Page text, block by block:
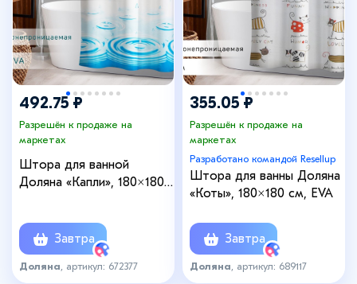
492.75 ₽
Разрешён к продаже на
маркетах
Штора для ванной
Доляна «Капли», 180×180
Завтра
Доляна , артикул: 672377
355.05 ₽
Разрешён к продаже на
маркетах
Разработано командой Resellup
Штора для ванны Доляна
«Коты», 180×180 см, EVA
Завтра
Доляна , артикул: 689117